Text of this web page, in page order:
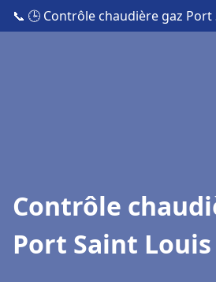
📞 🕒 Contrôle chaudière gaz
Contrôle
Port Saint